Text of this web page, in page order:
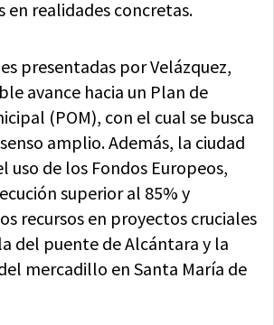
en realidades concretas.
presentadas por Velázquez,
avance hacia un Plan de
(POM), con el cual se busca
amplio. Además, la ciudad
uso de los Fondos Europeos,
superior al 85% y
recursos en proyectos cruciales
del puente de Alcántara y la
mercadillo en Santa María de